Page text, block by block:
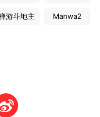
游斗地主 Manwa2